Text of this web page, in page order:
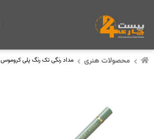
محصولات هنری مداد رنگی تک رنگ پلی کروموس Polychromos کد 172 برند فابر کاستل Faber Castell